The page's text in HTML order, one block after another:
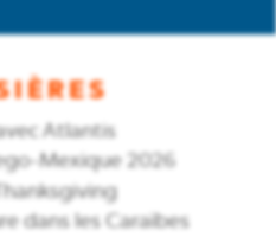
Atlantis
Mexique 2026
dans les Caraïbes